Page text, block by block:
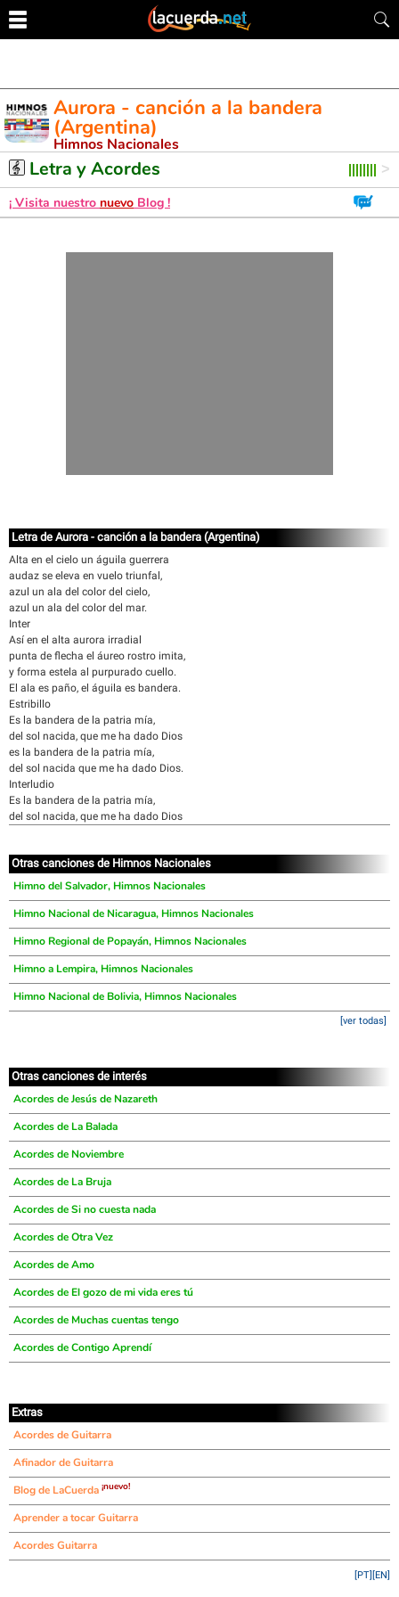
Aurora - canción a la bandera
(Argentina)
Himnos Nacionales
Letra y Acordes
¡ Visita nuestro nuevo Blog !
Letra de Aurora - canción a la bandera (Argentina)
Alta en el cielo un águila guerrera
audaz se eleva en vuelo triunfal,
azul un ala del color del cielo,
azul un ala del color del mar.
Inter
Así en el alta aurora irradial
punta de flecha el áureo rostro imita,
y forma estela al purpurado cuello.
El ala es paño, el águila es bandera.
Estribillo
Es la bandera de la patria mía,
del sol nacida, que me ha dado Dios
es la bandera de la patria mía,
del sol nacida que me ha dado Dios.
Interludio
Es la bandera de la patria mía,
del sol nacida, que me ha dado Dios
Otras canciones de Himnos Nacionales
Himno del Salvador, Himnos Nacionales
Himno Nacional de Nicaragua, Himnos Nacionales
Himno Regional de Popayán, Himnos Nacionales
Himno a Lempira, Himnos Nacionales
Himno Nacional de Bolivia, Himnos Nacionales
[ver todas]
Otras canciones de interés
Acordes de Jesús de Nazareth
Acordes de La Balada
Acordes de Noviembre
Acordes de La Bruja
Acordes de Si no cuesta nada
Acordes de Otra Vez
Acordes de Amo
Acordes de El gozo de mi vida eres tú
Acordes de Muchas cuentas tengo
Acordes de Contigo Aprendí
Extras
Acordes de Guitarra
Afinador de Guitarra
Blog de LaCuerda ¡nuevo!
Aprender a tocar Guitarra
Acordes Guitarra
[EN]
[PT]